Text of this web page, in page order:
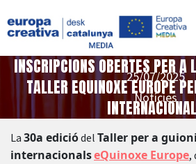
Notícies
INSCRIPCIONS OBERTES PER
TALLER EQUINOXE EUROPE
25/07/2025
La30a ediciódelTaller per a
internacionalseQuinoxe Europe,